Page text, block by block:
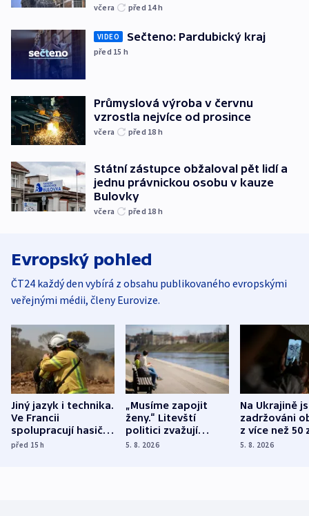
včera před 14h
VIDEO Sečteno: Pardubický kraj
před 15 h
Průmyslová výroba v červnu
vzrostla nejvíce od prosince
včera před 18 h
Státní zástupce obžaloval pět lidí a
jednu právnickou osobu v kauze
Bulovky
včera před 18 h
Evropský pohled
ČT24 každý den vybírá z obsahu publikovaného evropskými
veřejnými médii, členy Eurovize.
Jiný jazyk i technika.
Ve Francii
spolupracují hasiči z
různých zemí
před 15h
„Musíme zapojit
ženy.“ Litevští
politici zvažují
dohodu o
5. 8. 2026
Na Ukrajině
zadržováni
z více než 50
Bojovali na
5. 8. 2026